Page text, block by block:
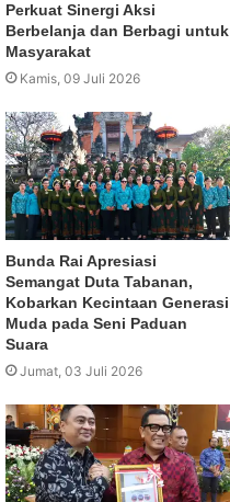
Perkuat Sinergi Aksi
Berbelanja dan Berbagi untuk
Masyarakat
Kamis, 09 Juli 2026
Bunda Rai Apresiasi
Semangat Duta Tabanan,
Kobarkan Kecintaan Generasi
Muda pada Seni Paduan
Suara
Jumat, 03 Juli 2026